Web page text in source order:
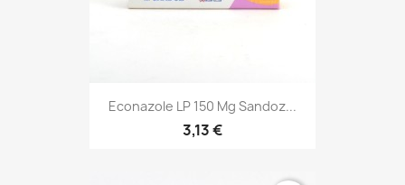
Econazole LP 150 Mg Sandoz...
3,13 €